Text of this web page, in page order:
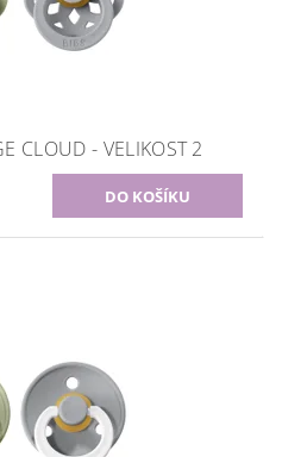
CLOUD - VELIKOST 2